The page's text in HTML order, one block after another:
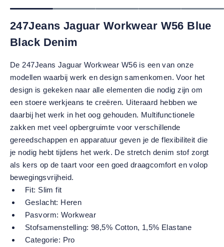
247Jeans Jaguar Workwear W56 Blue
Black Denim
De 247Jeans Jaguar Workwear W56 is een van onze
modellen waarbij werk en design samenkomen. Voor het
design is gekeken naar alle elementen die nodig zijn om
een stoere werkjeans te creëren. Uiteraard hebben we
daarbij het werk in het oog gehouden. Multifunctionele
zakken met veel opbergruimte voor verschillende
gereedschappen en apparatuur geven je de flexibiliteit die
je nodig hebt tijdens het werk. De stretch denim stof zorgt
als kers op de taart voor een goed draagcomfort en volop
bewegingsvrijheid.
Fit: Slim fit
Geslacht: Heren
Pasvorm: Workwear
Stofsamenstelling: 98,5% Cotton, 1,5% Elastane
Categorie: Pro